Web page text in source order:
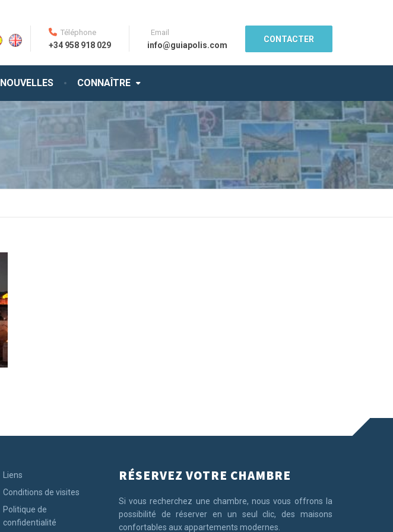
NOUVELLES CONNAÎTRE
Téléphone
+34 958 918 029
Email
info@guiapolis.com
CONTACTER
Liens
Conditions de visites
Politique de
confidentialité
RÉSERVEZ VOTRE CHAMBRE
Si vous recherchez une chambre, nous vous offrons la
possibilité de réserver en un seul clic, des maisons
confortables aux appartements modernes.